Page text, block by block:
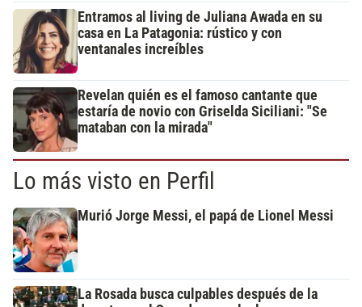
Entramos al living de Juliana Awada en su
casa en La Patagonia: rústico y con
ventanales increíbles
Revelan quién es el famoso cantante que
estaría de novio con Griselda Siciliani: "Se
mataban con la mirada"
Lo más visto en Perfil
Murió Jorge Messi, el papá de Lionel Messi
La Rosada busca culpables después de la